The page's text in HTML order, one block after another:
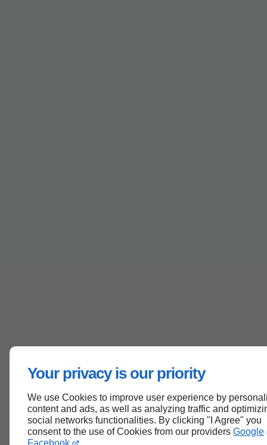
Your privacy is our priority
We use Cookies to improve user experience by
content and ads, as well as analyzing traffic and
social networks functionalities. By clicking "I Agree" you
consent to the use of Cookies from our providers Google
Facebook